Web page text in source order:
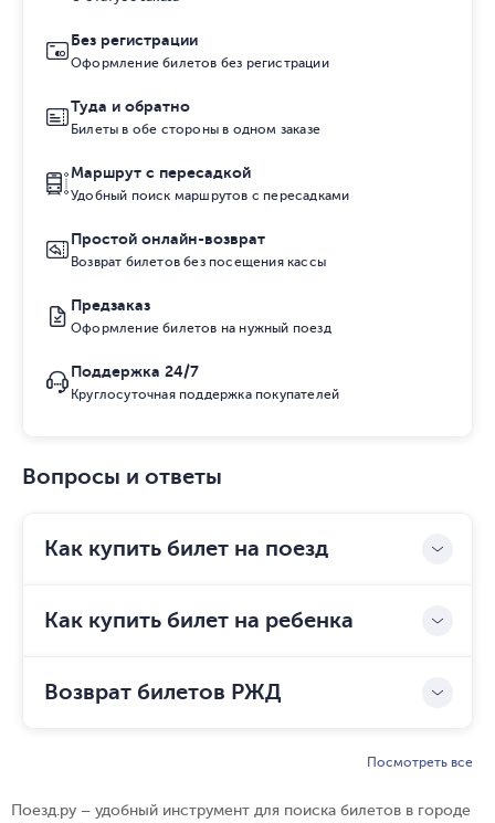
Без регистрации
Оформление билетов без регистрации
Туда и обратно
Билеты в обе стороны в одном заказе
Маршрут с пересадкой
Удобный поиск маршрутов с пересадками
Простой онлайн-возврат
Возврат билетов без посещения кассы
Предзаказ
Оформление билетов на нужный поезд
Поддержка 24/7
Круглосуточная поддержка покупателей
Вопросы и ответы
Как купить билет на поезд
Как купить билет на ребенка
Возврат билетов РЖД
Посмотреть все
Поезд.ру – удобный инструмент для поиска билетов в городе